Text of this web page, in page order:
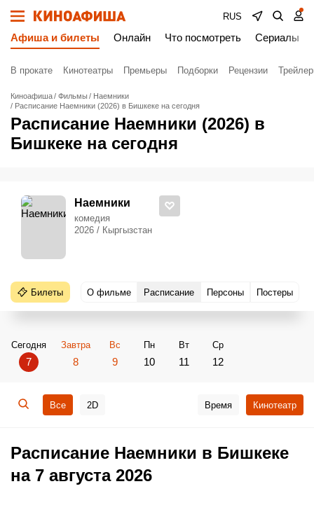
RUS
Афиша и билеты Онлайн Что посмотреть Сериалы
В прокате Кинотеатры Премьеры Подборки Рецензии
Киноафиша Фильмы
Наемники
Расписание Наемники (2026) в Бишкеке на сегодня
Расписание Наемники (2026) в
Бишкеке на сегодня
Наемники
комедия
2026 / Кыргызстан
Билеты О фильме Расписание Персоны Постеры
Сегодня
7
Завтра
8
Вс
9
Пн
10
Вт
11
Ср
12
Все 2D Время Кинотеатр
Расписание Наемники в Бишкеке
на 7 августа 2026